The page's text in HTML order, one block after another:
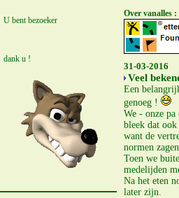
U bent bezoeker
dank u !
Over vanalles
31-03-2016
Veel
Een
genoeg !
We - onze
bleek dat
want de
normen
Toen we
medelijden
Na het eten
later zijn.